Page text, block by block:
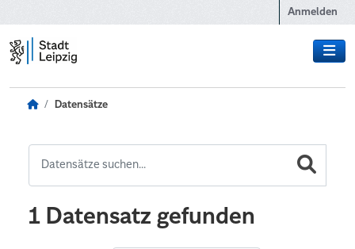
Anmelden
Datensätze
1 Datensatz gefunden